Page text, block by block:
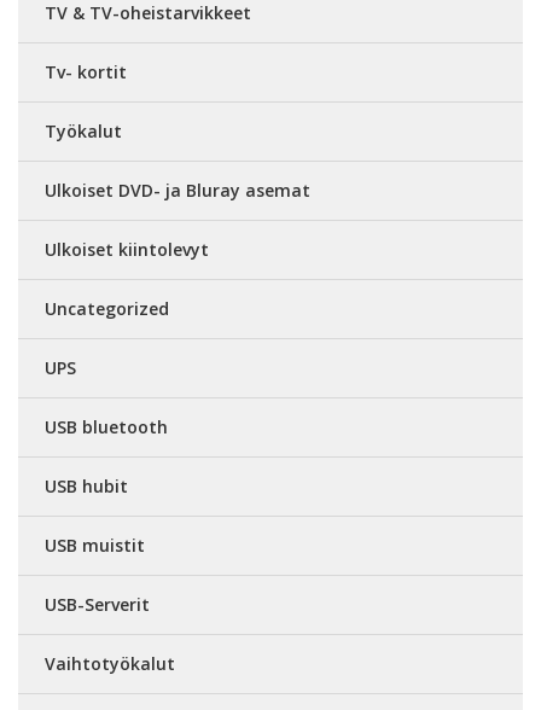
TV & TV-oheistarvikkeet
Tv- kortit
Työkalut
Ulkoiset DVD- ja Bluray asemat
Ulkoiset kiintolevyt
Uncategorized
UPS
USB bluetooth
USB hubit
USB muistit
USB-Serverit
Vaihtotyökalut